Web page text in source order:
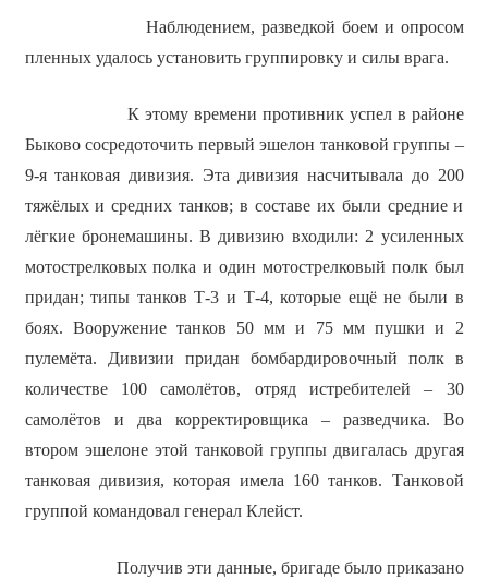
Наблюдением, разведкой боем и опросом
пленных удалось установить группировку и силы врага.
К этому времени противник успел в районе
Быково сосредоточить первый эшелон танковой группы –
9-я танковая дивизия. Эта дивизия насчитывала до 200
тяжёлых и средних танков; в составе их были средние и
лёгкие бронемашины. В дивизию входили: 2 усиленных
мотострелковых полка и один мотострелковый полк был
придан; типы танков Т-3 и Т-4, которые ещё не были в
боях. Вооружение танков 50 мм и 75 мм пушки и 2
пулемёта. Дивизии придан бомбардировочный полк в
количестве 100 самолётов, отряд истребителей – 30
самолётов и два корректировщика – разведчика. Во
втором эшелоне этой танковой группы двигалась другая
танковая дивизия, которая имела 160 танков. Танковой
группой командовал генерал Клейст.
Получив эти данные, бригаде было приказано